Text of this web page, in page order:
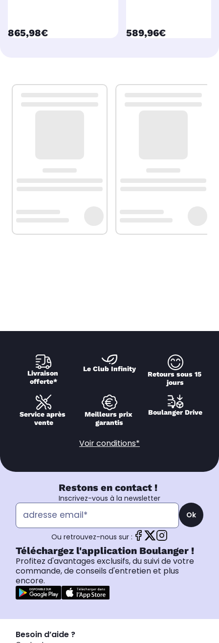
currentPrice
865,98€ currentPrice
589,96€
Livraison
offerte*
Le Club Infinity
Retours sous 15
jours
Service après
vente
Meilleurs prix
garantis
Boulanger Drive
Voir conditions*
Restons en contact !
Inscrivez-vous à la newsletter
Ok
Ou retrouvez-nous sur :
Téléchargez l'application Boulanger !
Profitez d'avantages exclusifs, du suivi de votre
commande, de conseils d'entretien et plus
encore.
Besoin d’aide ?